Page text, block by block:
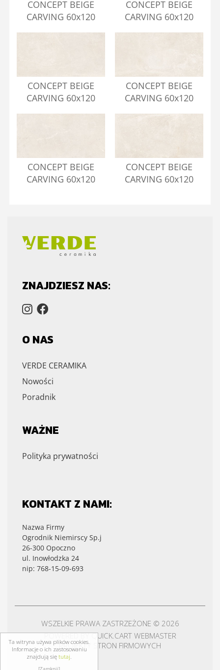
Ta witryna używa plików cookies.
Informacje o ich zastosowaniu
znajdują się tutaj.
[Zamknij]
CONCEPT BEIGE
CARVING 60x120
CONCEPT BEIGE
CARVING 60x120
CONCEPT BEIGE
CARVING 60x120
CONCEPT BEIGE
CARVING 60x120
CONCEPT BEIGE
CARVING 60x120
CONCEPT BEIGE
CARVING 60x120
ZNAJDZIESZ NAS:
O NAS
VERDE CERAMIKA
Nowości
Poradnik
WAŻNE
Polityka prywatności
KONTAKT Z NAMI:
Nazwa Firmy
Ogrodnik Niemirscy Sp.j
26-300 Opoczno
ul. Inowłodzka 24
nip: 768-15-09-693
WSZELKIE PRAWA ZASTRZEŻONE © 2026
POWERED BYQUICK.CARTWEBMASTER
PROJEKTY STRON FIRMOWYCH